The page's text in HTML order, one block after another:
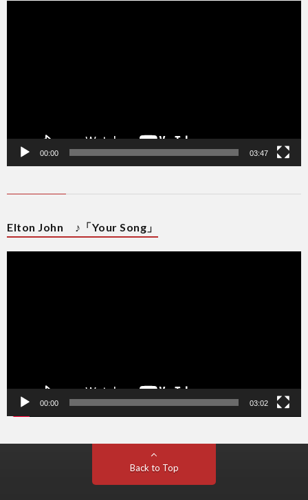
動
00:00 03:47
Elton John ♪「Your Song」
動
00:00 03:02
Back to Top